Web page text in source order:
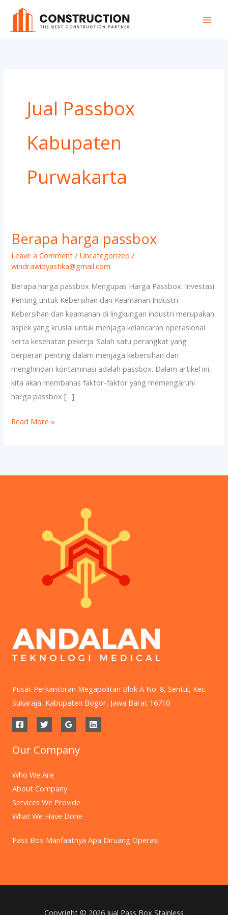
content
Jual Passbox
Kabupaten
Purwakarta
Berapa harga passbox
Leave a Comment / Uncategorized /
windrawidyastika@gmail.com
Berapa harga passbox Mengupas Harga Passbox: Investasi
Penting untuk Kebersihan dan Keamanan Industri
Kebersihan dan keamanan di lingkungan industri merupakan
aspek yang krusial untuk menjaga kelancaran operasional
serta kesehatan pekerja. Salah satu perangkat yang
berperan penting dalam menjaga kebersihan dan
menghindari kontaminasi adalah passbox. Dalam artikel ini,
kita akan membahas faktor-faktor yang memengaruhi
harga passbox […]
Berapa
passbox
Read More »
Pusat Perkantoran Megapolitan Blok A No. 8, Sentul, Kec.
Sukaraja, Kabupaten Bogor, Jawa Barat 16710
Our Company
Who We Are
About Company
Services We Provide
What We Have Done
Pass Box Manfaatnya Apa Diruang Operasi
Copyright © 2026 Jual Pass Box Stainless